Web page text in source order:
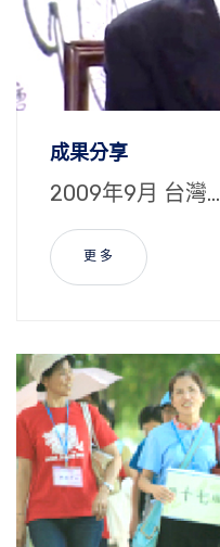
成果分享
2009年9月 台灣...
更 多